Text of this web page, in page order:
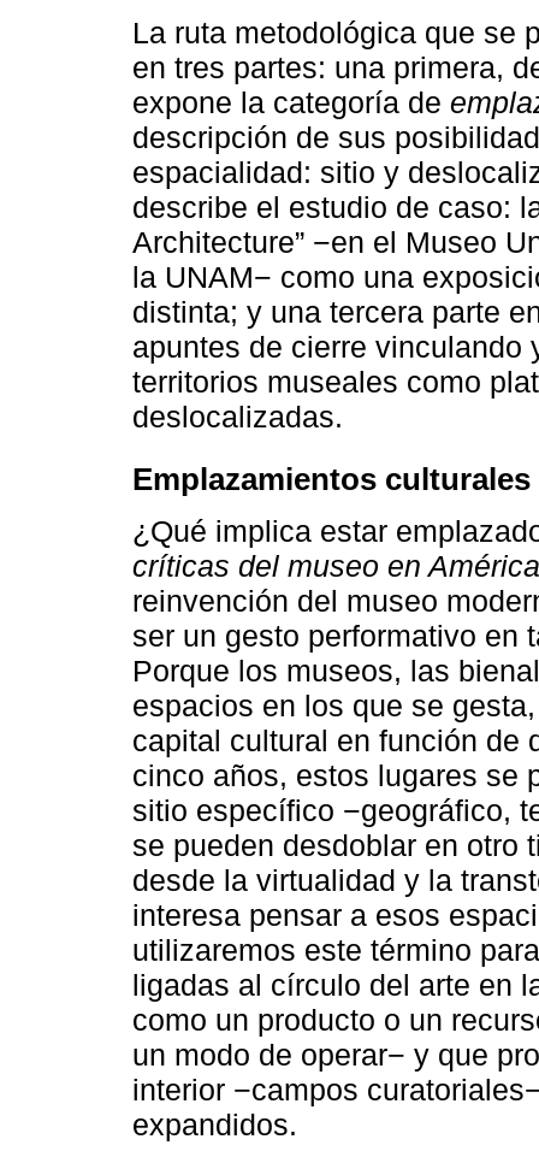
La ruta metodológica que se
en tres partes: una primera,
expone la categoría de
descripción de sus
espacialidad: sitio y
describe el estudio de caso:
Architecture” −en el Museo
la UNAM− como una
distinta; y una tercera parte
apuntes de cierre vinculando
territorios museales como
deslocalizadas.
Emplazamientos culturales
¿Qué implica estar
críticas del museo en
reinvención del museo
ser un gesto performativo en
Porque los museos, las
espacios en los que se
capital cultural en función de
cinco años, estos lugares se
sitio específico −geográfico,
se pueden desdoblar en otro
desde la virtualidad y la
interesa pensar a esos
utilizaremos este término
ligadas al círculo del arte en
como un producto o un
un modo de operar− y que
interior −campos
expandidos.